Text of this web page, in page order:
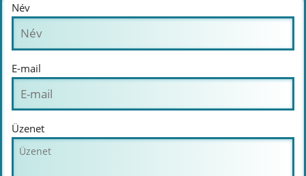
Név
E-mail
Üzenet